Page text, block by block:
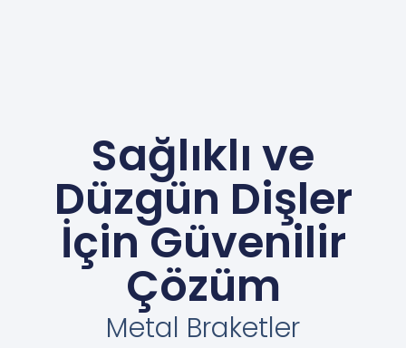
Sağlıklı ve
Düzgün Dişler
İçin Güvenilir
Çözüm
Metal Braketler